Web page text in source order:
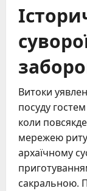
Витоки
посуду
коли
мережею
архаїчному
сакральною.